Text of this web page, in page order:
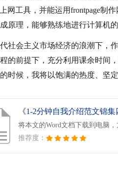
上网工具，并能运用frontpage制
原理，能够熟练地进行计算机
社会主义市场经济的浪潮下，
的前提下，充分利用课余时间
时候，我将以饱满的热度、坚
《1-2分钟自我介绍范文锦集
将本文的Word文档下载到电脑
推荐度：